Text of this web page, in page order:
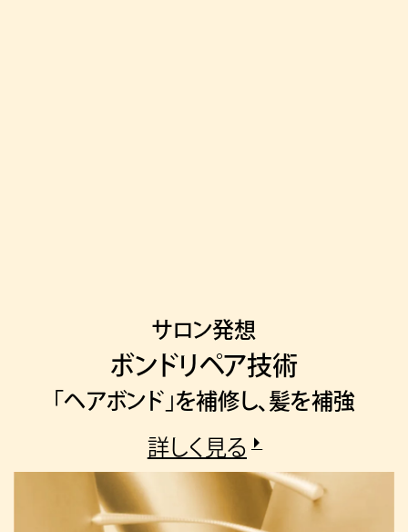
サロン発想
ボンドリペア技術
「ヘアボンド」を補修し、髪を補強
詳しく見る